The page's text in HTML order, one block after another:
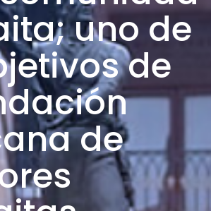
uno de
de
de